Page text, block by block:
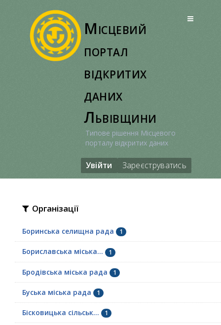
Місцевий
портал
відкритих
даних
Львівщини
Типове рішення Місцевого
порталу відкритих даних
Увійти Зареєструватись
Організації
Боринська селищна рада 1
Бориславська міська... 1
Бродівська міська рада 1
Буська міська рада 1
Бісковицька сільськ... 1